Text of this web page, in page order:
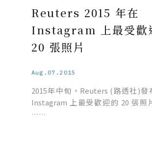
Reuters 2015 年在
Instagram 上最受歡
20 張照片
Aug.07.2015
2015年中旬，Reuters (路透社)發
Instagram 上最受歡迎的 20 張照
……